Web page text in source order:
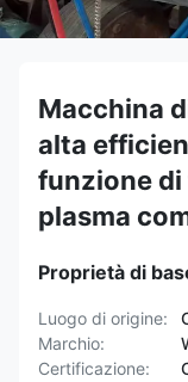
Macchina
alta
funzione di
plasma
Proprietà di
Luogo di origine:
Marchio:
Certificazione: